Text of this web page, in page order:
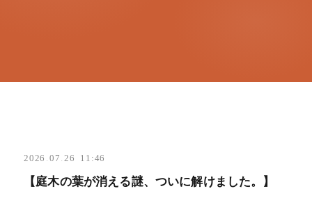
2026 . 07 . 26 11:46
【庭木の葉が消える謎、ついに解けました。】